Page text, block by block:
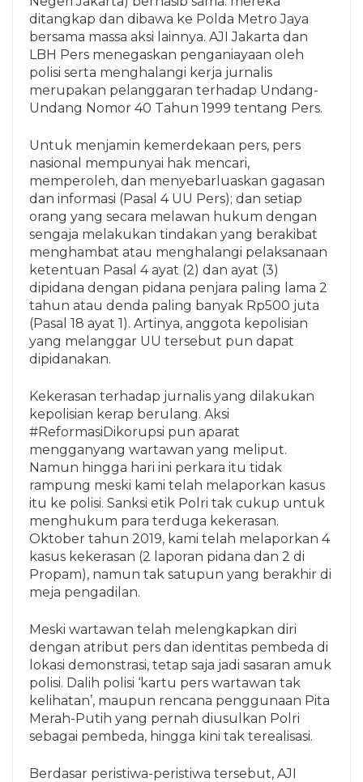
ditangkap dan dibawa ke Polda Metro Jaya
bersama massa aksi lainnya. AJI Jakarta dan
LBH Pers menegaskan penganiayaan oleh
polisi serta menghalangi kerja jurnalis
merupakan pelanggaran terhadap Undang-
Undang Nomor 40 Tahun 1999 tentang Pers.
Untuk menjamin kemerdekaan pers, pers
nasional mempunyai hak mencari,
memperoleh, dan menyebarluaskan gagasan
dan informasi (Pasal 4 UU Pers); dan setiap
orang yang secara melawan hukum dengan
sengaja melakukan tindakan yang berakibat
menghambat atau menghalangi pelaksanaan
ketentuan Pasal 4 ayat (2) dan ayat (3)
dipidana dengan pidana penjara paling lama 2
tahun atau denda paling banyak Rp500 juta
(Pasal 18 ayat 1). Artinya, anggota kepolisian
yang melanggar UU tersebut pun dapat
dipidanakan.
Kekerasan terhadap jurnalis yang dilakukan
kepolisian kerap berulang. Aksi
#ReformasiDikorupsi pun aparat
mengganyang wartawan yang meliput.
Namun hingga hari ini perkara itu tidak
rampung meski kami telah melaporkan kasus
itu ke polisi. Sanksi etik Polri tak cukup untuk
menghukum para terduga kekerasan.
Oktober tahun 2019, kami telah melaporkan 4
kasus kekerasan (2 laporan pidana dan 2 di
Propam), namun tak satupun yang berakhir di
meja pengadilan.
Meski wartawan telah melengkapkan diri
dengan atribut pers dan identitas pembeda di
lokasi demonstrasi, tetap saja jadi sasaran amuk
polisi. Dalih polisi ‘kartu pers wartawan tak
kelihatan’, maupun rencana penggunaan Pita
Merah-Putih yang pernah diusulkan Polri
sebagai pembeda, hingga kini tak terealisasi.
Berdasar peristiwa-peristiwa tersebut, AJI